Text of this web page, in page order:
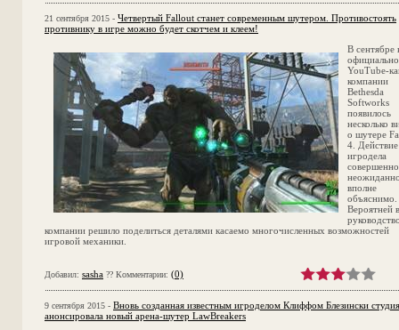
21 сентября 2015 - Четвертый Fallout станет современным шутером. Противостоять
противнику в игре можно будет скотчем и клеем!
В сентябре
YouTube-
компании
Bethesda
Softworks
появилось
несколько
о шутере
4. Действие
игродела
совершенно
вполне
объяснимо.
Вероятней
компании решило поделиться деталями касаемо многочисленных возможностей
игровой механики.
Добавил: sasha ?? Комментарии: (0)
9 сентября 2015 - Вновь созданная известным игроделом Клиффом Блезински студия
анонсировала новый арена-шутер LawBreakers